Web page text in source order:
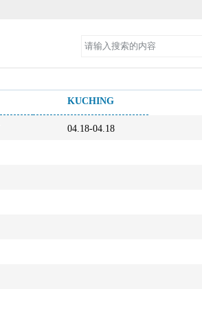
KUCHING
04.18-04.18